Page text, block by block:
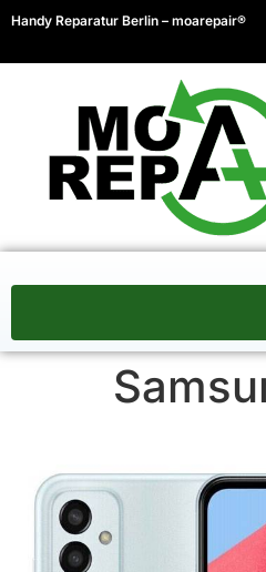
Handy Reparatur Berlin – moarepair®